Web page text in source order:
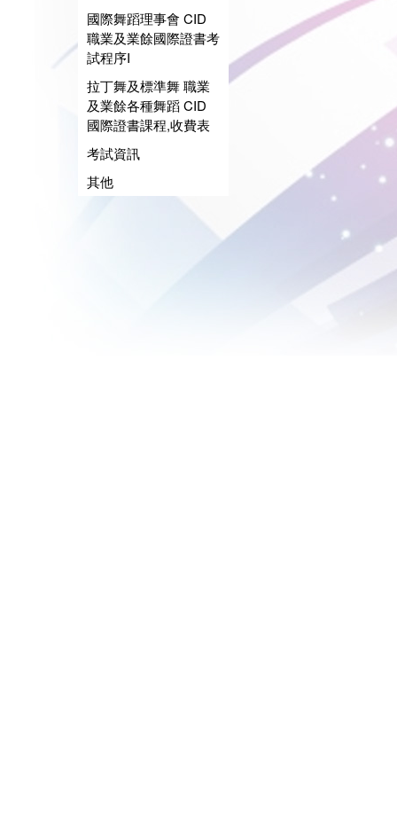
國際舞蹈理事會 CID
職業及業餘國際證書考
試程序I
拉丁舞及標準舞 職業
及業餘各種舞蹈 CID
國際證書課程,收費表
考試資訊
其他